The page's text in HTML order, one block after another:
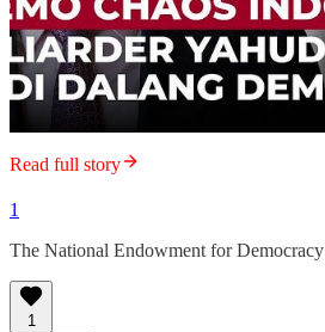
Read full story
1
The National Endowment for Democracy
1